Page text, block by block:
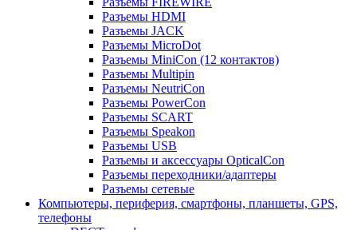
Разъемы HDMI
Разъемы JACK
Разъемы MicroDot
Разъемы MiniCon (12 контактов)
Разъемы Multipin
Разъемы NeutriCon
Разъемы PowerCon
Разъемы SCART
Разъемы Speakon
Разъемы USB
Разъемы и аксессуары OpticalCon
Разъемы переходники/адаптеры
Разъемы сетевые
Компьютеры, периферия, смартфоны, планшеты, GPS,
телефоны